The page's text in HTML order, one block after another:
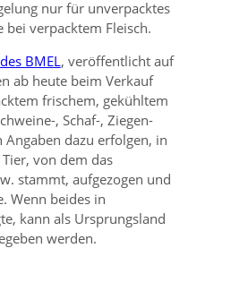
nur für unverpacktes
bei verpacktem Fleisch.
BMEL, veröffentlicht auf
ab heute beim Verkauf
frischem, gekühltem
, Schaf-, Ziegen-
Angaben dazu erfolgen, in
von dem das
stammt, aufgezogen und
Wenn beides in
kann als Ursprungsland
werden.